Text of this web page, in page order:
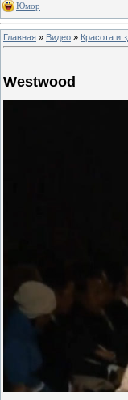
Юмор
Главная » Видео » Красота и
Westwood